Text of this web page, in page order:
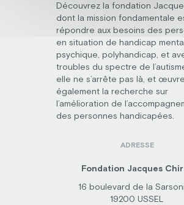
Découvrez la fondation
dont la mission fondamentale
répondre aux besoins des
en situation de handicap
psychique, polyhandicap, et
troubles du spectre de
elle ne s’arrête pas là, et œuvre
également la recherche sur
l’amélioration de
des personnes handicapées.
ADRESSE
Fondation Jacques
16 boulevard de la
19200 USSEL